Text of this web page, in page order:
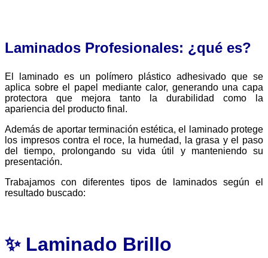
Laminados Profesionales: ¿qué es?
El laminado es un polímero plástico adhesivado que se
aplica sobre el papel mediante calor, generando una capa
protectora que mejora tanto la durabilidad como la
apariencia del producto final.
Además de aportar terminación estética, el laminado protege
los impresos contra el roce, la humedad, la grasa y el paso
del tiempo, prolongando su vida útil y manteniendo su
presentación.
Trabajamos con diferentes tipos de laminados según el
resultado buscado:
✨ Laminado Brillo